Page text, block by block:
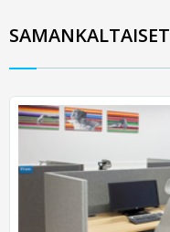
SAMANKALTAISET